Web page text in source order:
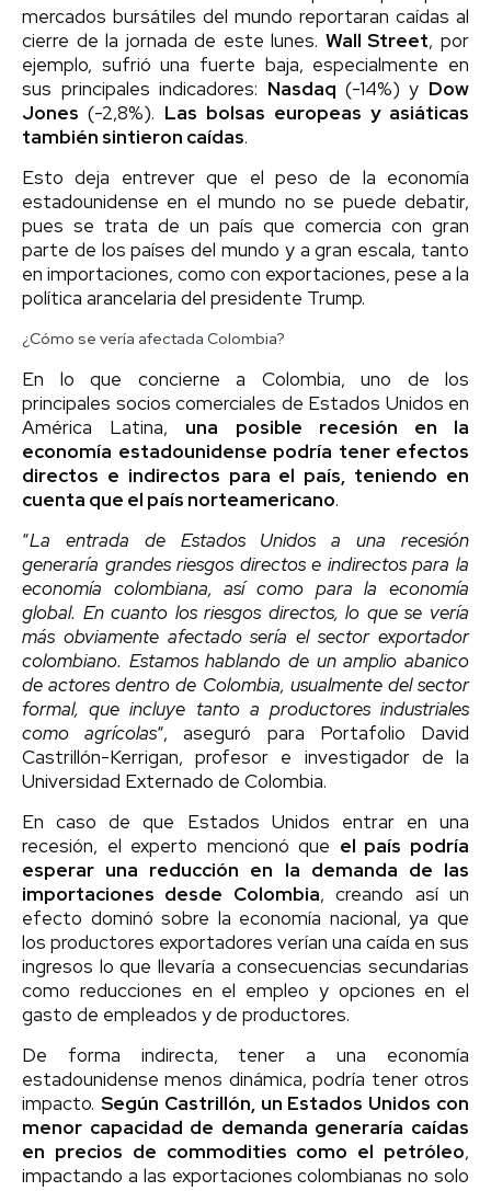
mercados bursátiles del mundo reportaran caídas al
cierre de la jornada de este lunes. Wall Street, por
ejemplo, sufrió una fuerte baja, especialmente en
sus principales indicadores: Nasdaq (-14%) y Dow
Jones (-2,8%). Las bolsas europeas y asiáticas
también sintieron caídas.
Esto deja entrever que el peso de la economía
estadounidense en el mundo no se puede debatir,
pues se trata de un país que comercia con gran
parte de los países del mundo y a gran escala, tanto
en importaciones, como con exportaciones, pese a la
política arancelaria del presidente Trump.
¿Cómo se vería afectada Colombia?
En lo que concierne a Colombia, uno de los
principales socios comerciales de Estados Unidos en
América Latina, una posible recesión en la
economía estadounidense podría tener efectos
directos e indirectos para el país, teniendo en
cuenta que el país norteamericano.
“La entrada de Estados Unidos a una recesión
generaría grandes riesgos directos e indirectos para la
economía colombiana, así como para la economía
global. En cuanto los riesgos directos, lo que se vería
más obviamente afectado sería el sector exportador
colombiano. Estamos hablando de un amplio abanico
de actores dentro de Colombia, usualmente del sector
formal, que incluye tanto a productores industriales
como agrícolas“, aseguró para Portafolio David
Castrillón-Kerrigan, profesor e investigador de la
Universidad Externado de Colombia.
En caso de que Estados Unidos entrar en una
recesión, el experto mencionó que el país podría
esperar una reducción en la demanda de las
importaciones desde Colombia, creando así un
efecto dominó sobre la economía nacional, ya que
los productores exportadores verían una caída en sus
ingresos lo que llevaría a consecuencias secundarias
como reducciones en el empleo y opciones en el
gasto de empleados y de productores.
De forma indirecta, tener a una economía
estadounidense menos dinámica, podría tener otros
impacto. Según Castrillón, un Estados Unidos con
menor capacidad de demanda generaría caídas
en precios de commodities como el petróleo,
impactando a las exportaciones colombianas no solo